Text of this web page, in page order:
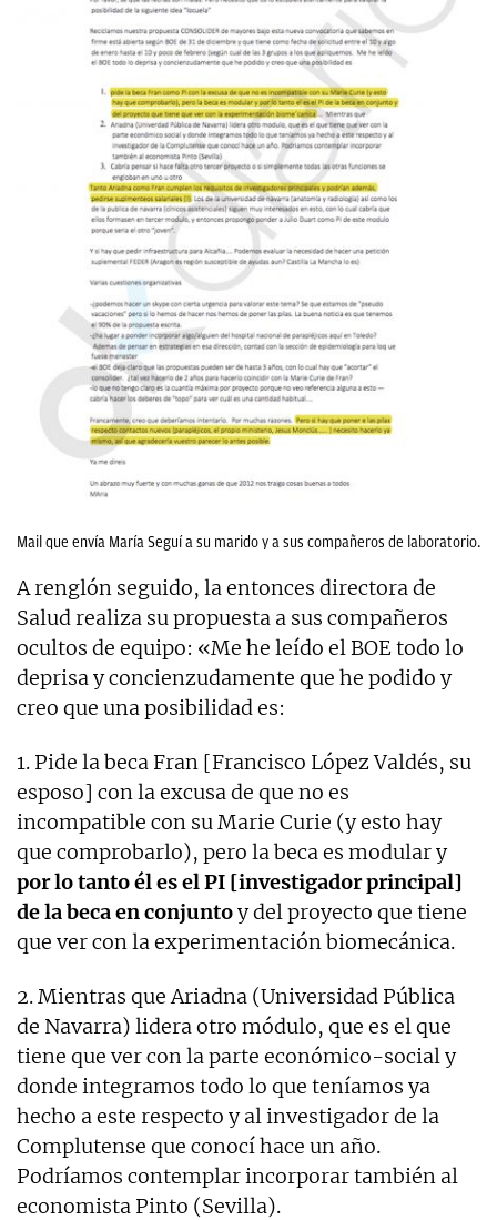
Mail que envía María Seguí a su marido y a sus compañeros de laboratorio.
A renglón seguido, la entonces directora de
Salud realiza su propuesta a sus compañeros
ocultos de equipo: «Me he leído el BOE todo lo
deprisa y concienzudamente que he podido y
creo que una posibilidad es:
1. Pide la beca Fran [Francisco López Valdés, su
esposo] con la excusa de que no es
incompatible con su Marie Curie (y esto hay
que comprobarlo), pero la beca es modular y
por lo tanto él es el PI [investigador principal]
de la beca en conjuntoy del proyecto que tiene
que ver con la experimentación biomecánica.
2. Mientras que Ariadna (Universidad Pública
de Navarra) lidera otro módulo, que es el que
tiene que ver con la parte económico-social y
donde integramos todo lo que teníamos ya
hecho a este respecto y al investigador de la
Complutense que conocí hace un año.
Podríamos contemplar incorporar también al
economista Pinto (Sevilla).